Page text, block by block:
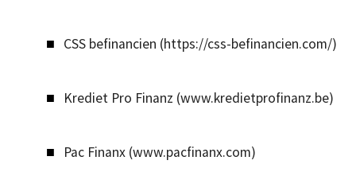
CSS befinancien (https://css-befinancien.com/)
Krediet Pro Finanz (www.kredietprofinanz.be)
Pac Finanx (www.pacfinanx.com)